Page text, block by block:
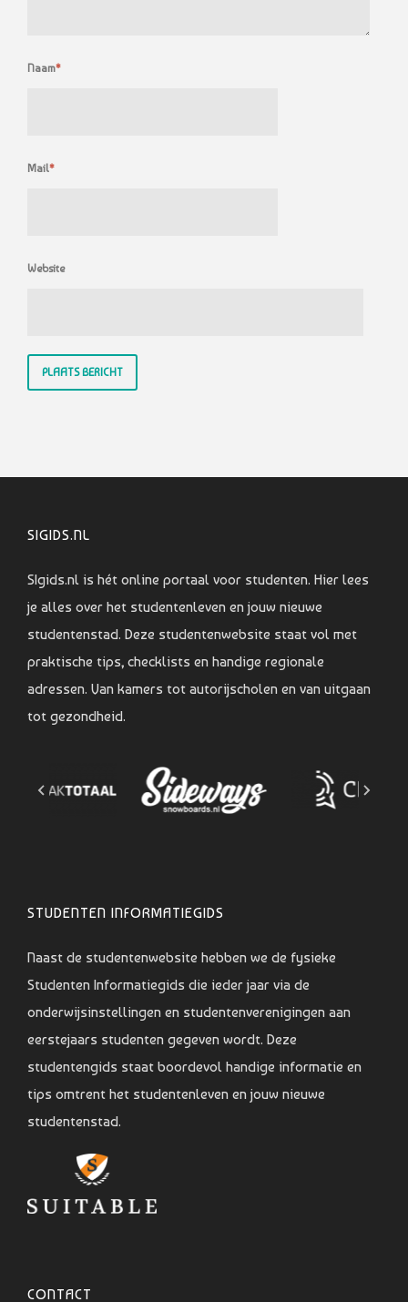
Naam*
Mail*
Website
SIGIDS.NL
SIgids.nl is hét online portaal voor studenten. Hier lees
je alles over het studentenleven en jouw nieuwe
studentenstad. Deze studentenwebsite staat vol met
praktische tips, checklists en handige regionale
adressen. Van kamers tot autorijscholen en van uitgaan
tot gezondheid.
STUDENTEN INFORMATIEGIDS
Naast de studentenwebsite hebben we de fysieke
Studenten Informatiegids die ieder jaar via de
onderwijsinstellingen en studentenverenigingen aan
eerstejaars studenten gegeven wordt. Deze
studentengids staat boordevol handige informatie en
tips omtrent het studentenleven en jouw nieuwe
studentenstad.
CONTACT